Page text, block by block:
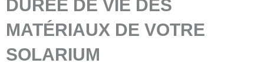
DURÉE DE VIE DES
MATÉRIAUX DE VOTRE
SOLARIUM